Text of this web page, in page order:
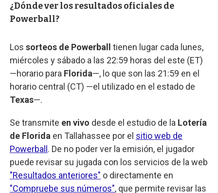
¿Dónde ver los resultados oficiales de
Powerball?
Los sorteos de Powerball
tienen lugar cada lunes,
miércoles y sábado a las 22:59 horas del este (ET)
—horario para Florida—, lo que son las 21:59 en el
horario central (CT) —el utilizado en el estado de
Texas—.
Se transmite en vivo desde el estudio de la Lotería
de Florida en Tallahassee por el sitio web de
Powerball . De no poder ver la emisión, el jugador
puede revisar su jugada con los servicios de la web
"Resultados anteriores" o directamente en
"Compruebe sus números", que permite revisar las